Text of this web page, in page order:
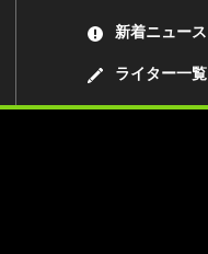
ライター一覧
新着ニュース